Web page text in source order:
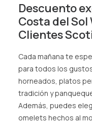
(+51) 01 200 9200
AGENCIAS/
Descuento
Costa del
Clientes
Cada mañana te
para todos los
horneados, platos
tradición y
Además, puedes
omelets hechos al